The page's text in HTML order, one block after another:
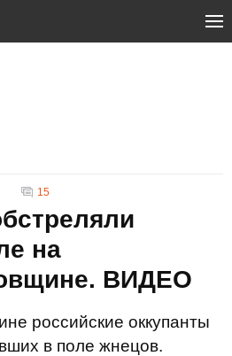
15
на
ВИДЕО
российские оккупанты
в поле жнецов.